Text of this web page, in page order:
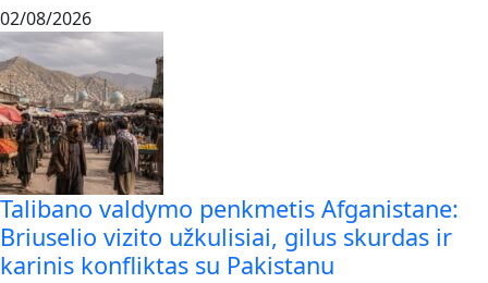
02/08/2026
Talibano valdymo penkmetis Afganistane:
Briuselio vizito užkulisiai, gilus skurdas ir
karinis konfliktas su Pakistanu